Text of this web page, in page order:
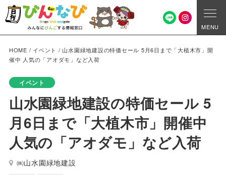
MENU
HOME / イベント / 山水園緑地建設の特価セール 5月6日まで「大植木市」開
催中 人気の「アオダモ」など入荷
イベント
山水園緑地建設の特価セール 5
月6日まで「大植木市」開催中
人気の「アオダモ」など入荷
㈱山水園緑地建設